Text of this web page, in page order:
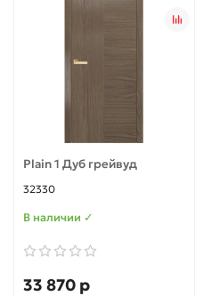
Plain 1 Дуб грейвуд
32330
В наличии ✓
33 870 р